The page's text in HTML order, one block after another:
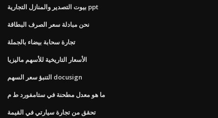
بيوت التصدير والمنازل التجارية ppt
نحن مبادلة سعر الصرف البطاقة
تجارة سحابة بيضاء بالجملة
الأسعار التاريخية للأسهم ماليزيا
التنبؤ سعر السهم docusign
ما هو معدل مطحنة في ستامفورد ط م
تحقق من تجارة سيارتي في القيمة